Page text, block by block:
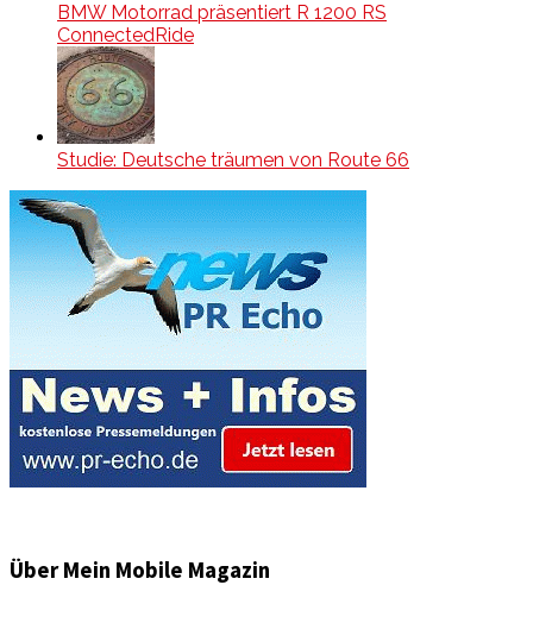
BMW Motorrad präsentiert R 1200 RS
ConnectedRide
Studie: Deutsche träumen von Route 66
Über Mein Mobile Magazin